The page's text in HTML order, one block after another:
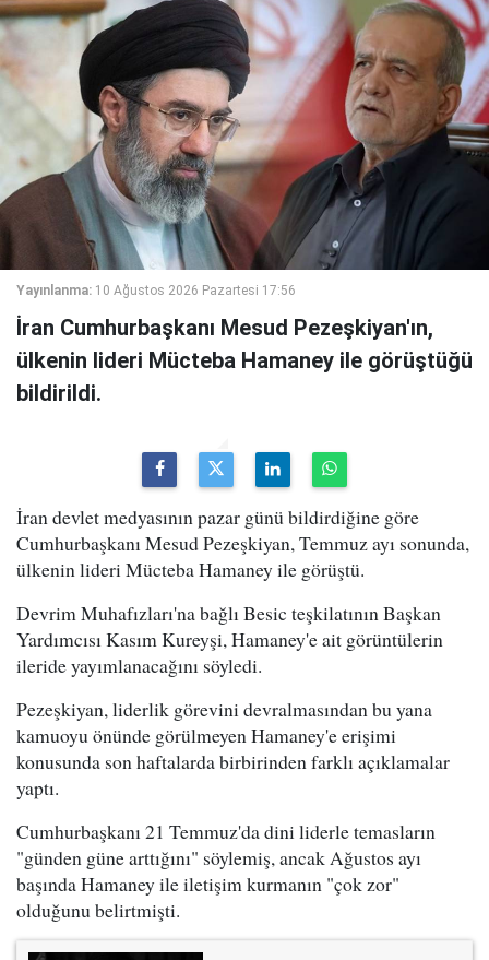
Yayınlanma: 10 Ağustos 2026 Pazartesi 17:56
İran Cumhurbaşkanı Mesud Pezeşkiyan'ın,
ülkenin lideri Mücteba Hamaney ile görüştüğü
bildirildi.
İran devlet medyasının pazar günü bildirdiğine göre
Cumhurbaşkanı Mesud Pezeşkiyan, Temmuz ayı sonunda,
ülkenin lideri Mücteba Hamaney ile görüştü.
Devrim Muhafızları'na bağlı Besic teşkilatının Başkan
Yardımcısı Kasım Kureyşi, Hamaney'e ait görüntülerin
ileride yayımlanacağını söyledi.
Pezeşkiyan, liderlik görevini devralmasından bu yana
kamuoyu önünde görülmeyen Hamaney'e erişimi
konusunda son haftalarda birbirinden farklı açıklamalar
yaptı.
Cumhurbaşkanı 21 Temmuz'da dini liderle temasların
"günden güne arttığını" söylemiş, ancak Ağustos ayı
başında Hamaney ile iletişim kurmanın "çok zor"
olduğunu belirtmişti.